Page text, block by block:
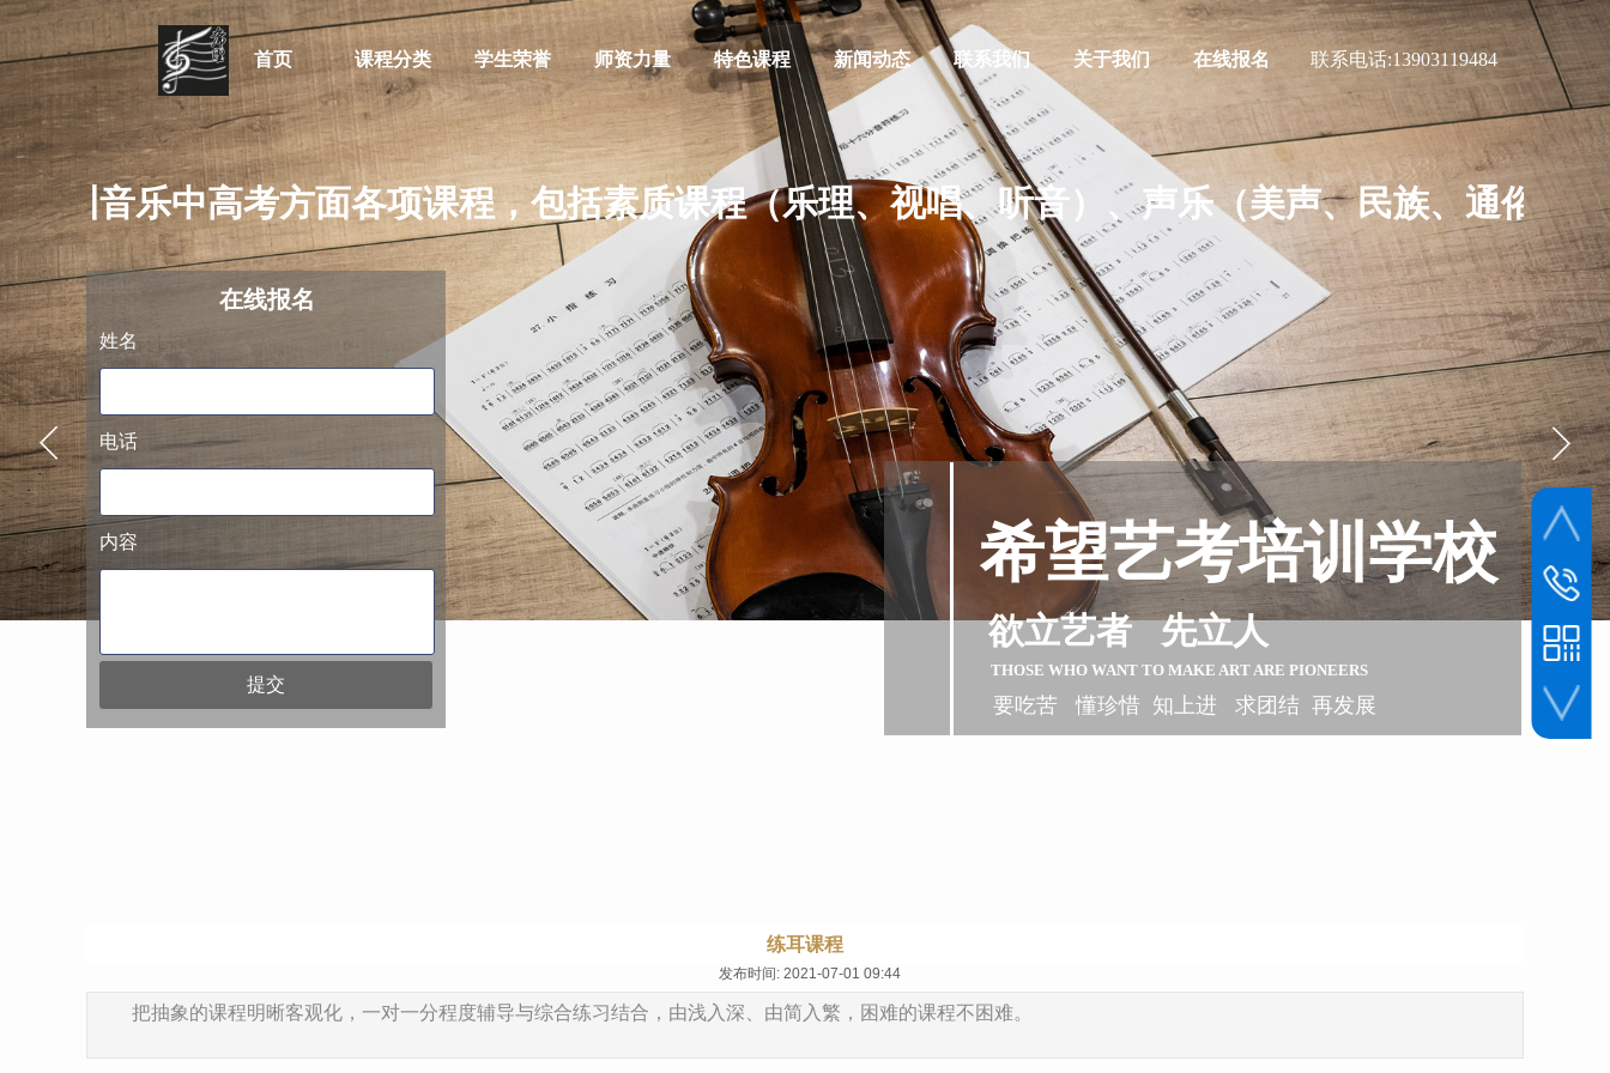
联系电话:13903119484
首页 课程分类 学生荣誉 师资力量 特色课程 新闻动态 联系我们 关于我们 在线报名
训音乐中高考方面各项课程，包括素质课程（乐理、视唱、听音）、声乐（美声、民族、通俗）
阿萨德
在线报名
姓名
电话
内容
提交
阿萨德
希望艺考培训学校
欲立艺者 先立人
THOSE WHO WANT TO MAKE ART ARE PIONEERS
要吃苦 懂珍惜 知上进 求团结 再发展
练耳课程
发布时间: 2021-07-01 09:44
把抽象的课程明晰客观化，一对一分程度辅导与综合练习结合，由浅入深、由简入繁，困难的课程不困难。
联系电话